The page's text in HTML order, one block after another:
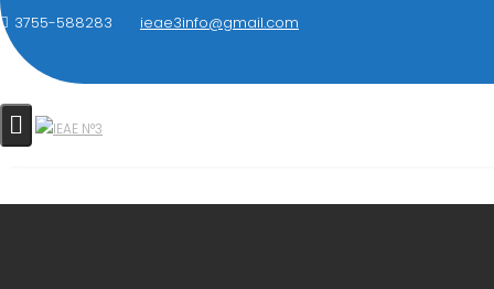
Saltar
al
contenido
3755-588283
ieae3info@gmail.com